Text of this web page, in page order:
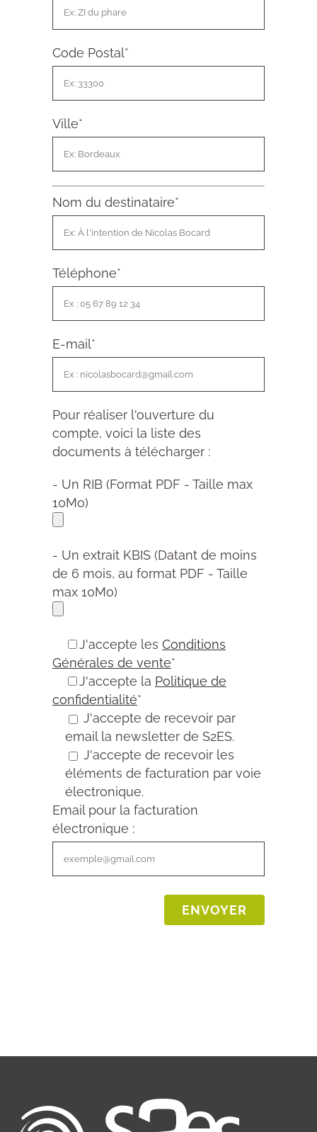
Code Postal*
Ville*
Nom du destinataire*
Téléphone*
E-mail*
Pour réaliser l'ouverture du
compte, voici la liste des
documents à télécharger :
- Un RIB (Format PDF - Taille max
10Mo)
- Un extrait KBIS (Datant de moins
de 6 mois, au format PDF - Taille
max 10Mo)
J'accepte les Conditions
Générales de vente*
J'accepte la Politique de
confidentialité*
J'accepte de recevoir par
email la newsletter de S2ES.
J'accepte de recevoir les
éléments de facturation par voie
électronique.
Email pour la facturation
électronique :